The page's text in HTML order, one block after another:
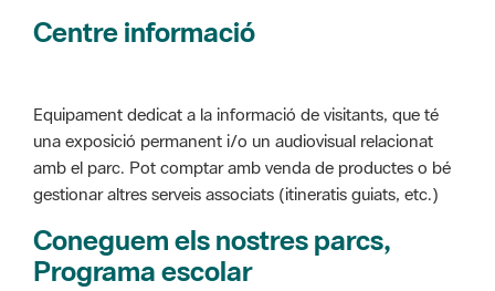
Centre informació
Equipament dedicat a la informació de visitants, que té
una exposició permanent i/o un audiovisual relacionat
amb el parc. Pot comptar amb venda de productes o bé
gestionar altres serveis associats (itineratis guiats, etc.)
Coneguem els nostres parcs,
Programa escolar